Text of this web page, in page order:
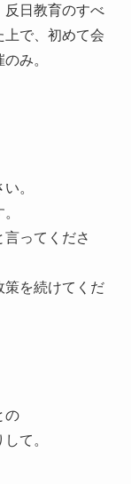
反日教育のすべ
上で、初めて会
み。
。
ってくださ
策を続けてくだ
の
て。